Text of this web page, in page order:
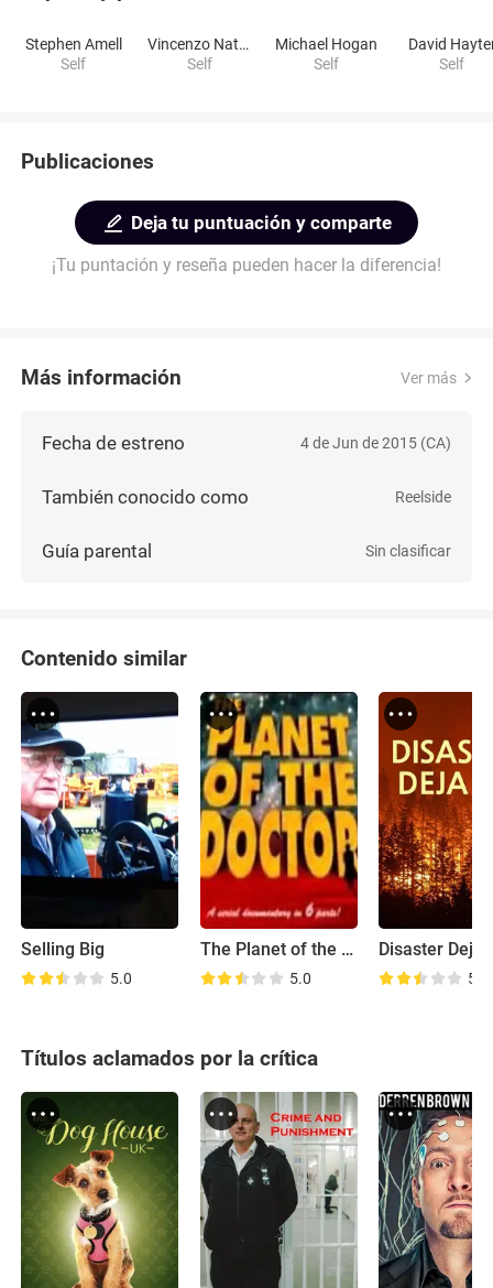
Stephen Amell
Self
Vincenzo Natali
Self
Michael Hogan
Self
David
Self
Publicaciones
Deja tu puntuación y comparte
¡Tu puntación y reseña pueden hacer la diferencia!
Más información Ver más
Fecha de estreno 4 de Jun de 2015 (CA)
También conocido como Reelside
Guía parental Sin clasificar
Contenido similar
Selling Big
5.0
The Planet of the Doctor
5.0
Disaster Deja
5.4
Títulos aclamados por la crítica